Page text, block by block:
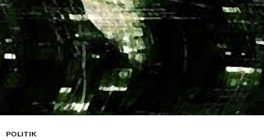
POLITIK